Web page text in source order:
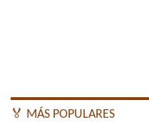
🏅 MÁS POPULARES